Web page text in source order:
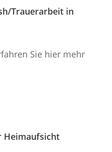
Trauerarbeit in
Sie hier mehr
Heimaufsicht